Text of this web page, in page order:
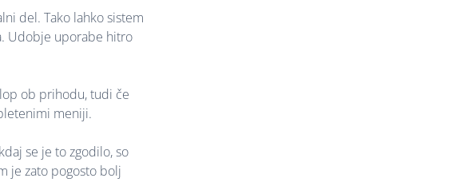
del. Tako lahko sistem
Udobje uporabe hitro
ob prihodu, tudi če
meniji.
se je to zgodilo, so
je zato pogosto bolj